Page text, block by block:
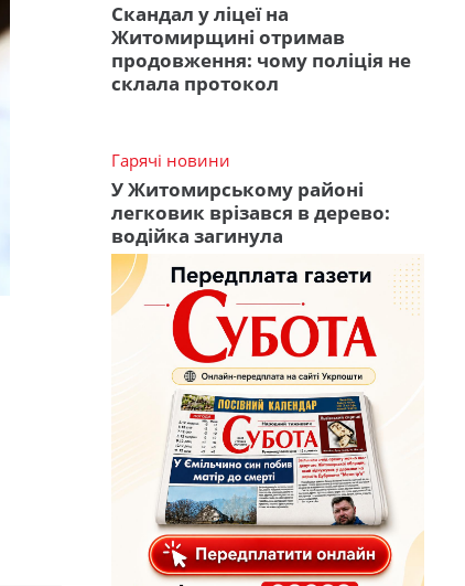
Скандал у ліцеї на
Житомирщині отримав
продовження: чому поліція не
склала протокол
Гарячі новини
У Житомирському районі
легковик врізався в дерево:
водійка загинула